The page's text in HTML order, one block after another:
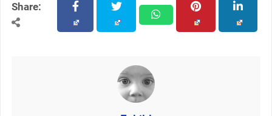
Share: facebooktwitter
whatsapp
pinterest linkedin